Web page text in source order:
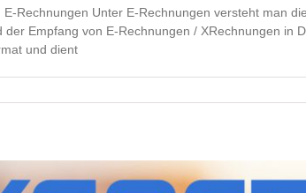
Rechnungen Unter E-Rechnungen versteht man
Empfang von E-Rechnungen / XRechnungen in
und dient